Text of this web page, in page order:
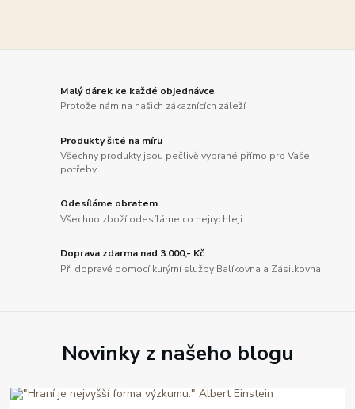
Malý dárek ke každé objednávce
Protože nám na našich zákaznících záleží
Produkty šité na míru
Všechny produkty jsou pečlivě vybrané přímo pro Vaše
potřeby
Odesíláme obratem
Všechno zboží odesíláme co nejrychleji
Doprava zdarma nad 3.000,- Kč
Při dopravě pomocí kurýrní služby Balíkovna a Zásilkovna
Novinky z našeho blogu